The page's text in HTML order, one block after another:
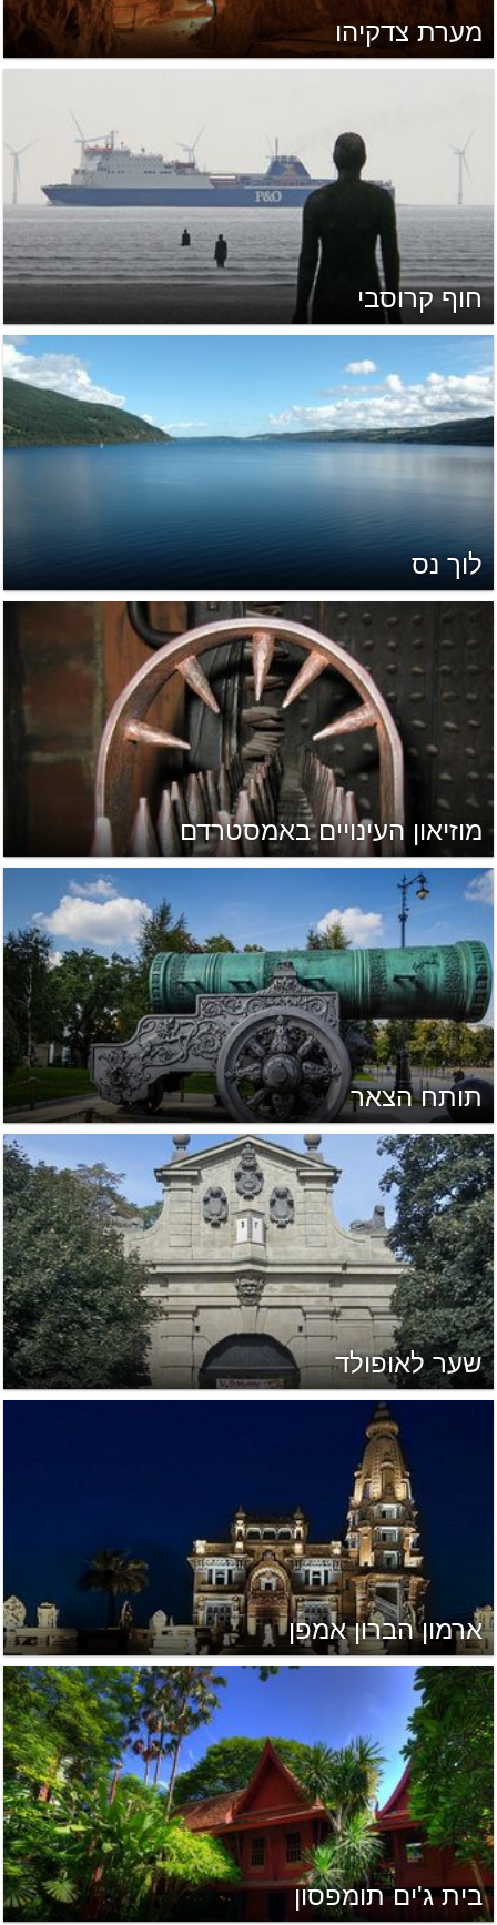
מערת צדקיהו
חוף קרוסבי
לוך נס
מוזיאון העינויים באמסטרדם
תותח הצאר
שער לאופולד
ארמון הברון אמפן
בית ג'ים תומפסון